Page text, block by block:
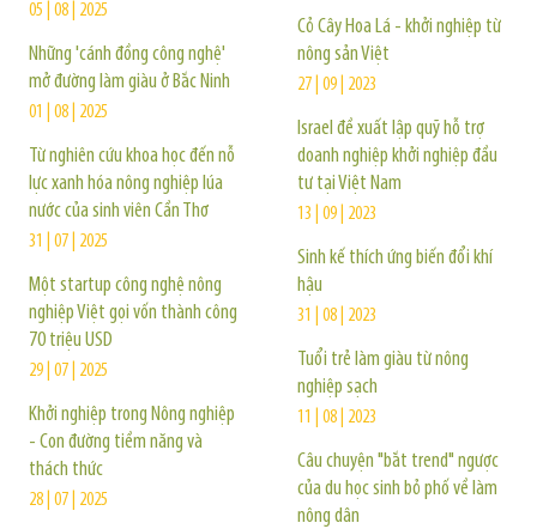
05 | 08 | 2025
Những 'cánh đồng công nghệ'
mở đường làm giàu ở Bắc Ninh
01 | 08 | 2025
Từ nghiên cứu khoa học đến nỗ
lực xanh hóa nông nghiệp lúa
nước của sinh viên Cần Thơ
31 | 07 | 2025
Một startup công nghệ nông
nghiệp Việt gọi vốn thành công
70 triệu USD
29 | 07 | 2025
Khởi nghiệp trong Nông nghiệp
- Con đường tiềm năng và
thách thức
28 | 07 | 2025
Cỏ Cây Hoa Lá - khởi nghiệp từ
nông sản Việt
27 | 09 | 2023
Israel đề xuất lập quỹ hỗ trợ
doanh nghiệp khởi nghiệp đầu
tư tại Việt Nam
13 | 09 | 2023
Sinh kế thích ứng biến đổi khí
hậu
31 | 08 | 2023
Tuổi trẻ làm giàu từ nông
nghiệp sạch
11 | 08 | 2023
Câu chuyện "bắt trend" ngược
của du học sinh bỏ phố về làm
nông dân